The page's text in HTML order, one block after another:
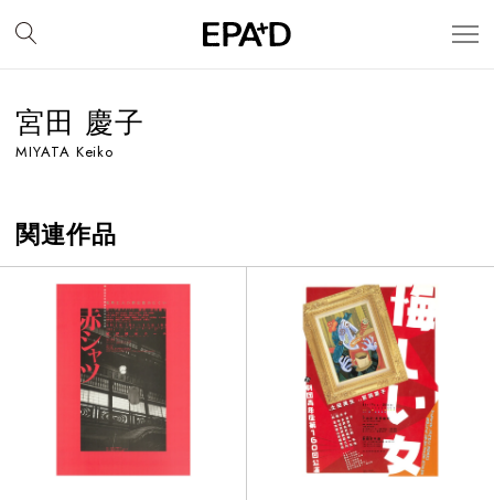
宮田 慶子
MIYATA Keiko
関連作品